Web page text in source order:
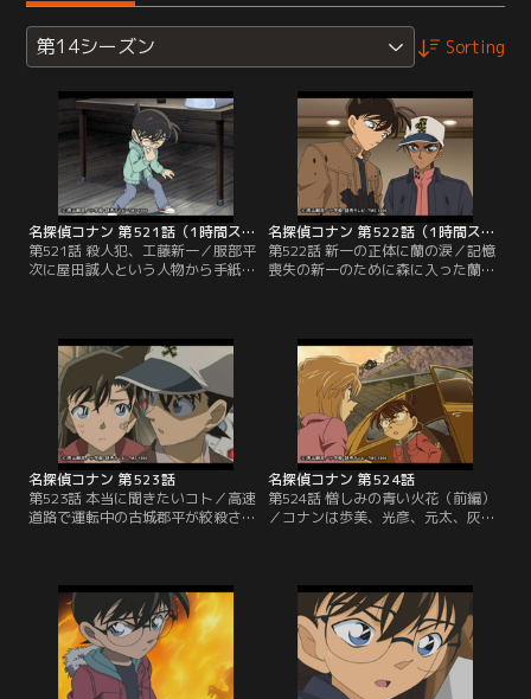
第14シーズン Sorting
名探偵コナン 第521話（1時間スペシャル）
第521話 殺人犯、工藤新一／服部平
次に屋田誠人という人物から手紙が
届く。1年前に工藤新一が解いた殺
む平次は、小五郎の車に乗り事件が
起きた東奥穂村へ向かう。風邪を引
いて咳き込むコナンを皆は心配する
が、阿笠博士にもらった風邪薬を飲
んだので心配ないと伝える。
名探偵コナン 第522話（1時間スペシャル）
第522話 新一の正体に蘭の涙／記憶
喪失の新一のために森に入った蘭
見。カツラ用の白髪を見つけ、小屋
の主が死羅神だと睨む。さらにズタ
ズタに切り裂かれた新一の写真と散
乱した鏡の破片を見つけた平次は真
相に辿り着き、皆を家に集めるよう
に伝える。
名探偵コナン 第523話
第523話 本当に聞きたいコト／高速
道路で運転中の古城郡平が絞殺され
に対抗する別チームのリーダー。下
鳥は交通事故死した古城のチームの
メンバー、彰の父親だった。新一は
平次と共に犯人とトリックを見破る
が、戻る前兆である発作に襲わ
れ…。
名探偵コナン 第524話
第524話 憎しみの青い火花（前編）
／コナンは歩美、光彦、元太、灰原
カーが通りかかり、その車を停車さ
せる。事情を説明してガソリンスタ
ンドまで乗せて欲しいと頼むが、運
転する男性は「一生、ここで待って
なよ。クソジジイ」と毒づいて走り
去ってしまう。